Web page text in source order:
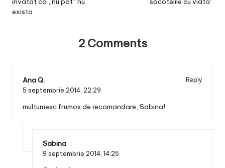
exista
2 Comments
Ana Q.
Reply
5 septembrie 2014, 22:29
multumesc frumos de recomandare, Sabina!
Sabina
9 septembrie 2014, 14:25